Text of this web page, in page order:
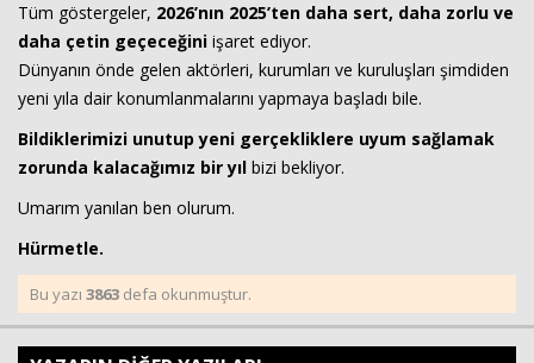
Tüm göstergeler, 2026’nın 2025’ten daha sert, daha zorlu ve
daha çetin geçeceğini işaret ediyor.
Dünyanın önde gelen aktörleri, kurumları ve kuruluşları şimdiden
yeni yıla dair konumlanmalarını yapmaya başladı bile.
Bildiklerimizi unutup yeni gerçekliklere uyum sağlamak
zorunda kalacağımız bir yıl bizi bekliyor.
Umarım yanılan ben olurum.
Hürmetle.
Bu yazı 3863 defa okunmuştur.